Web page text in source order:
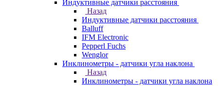
Индуктивные датчики расстояния
Назад
Индуктивные датчики расстояния
Balluff
IFM Electronic
Pepperl Fuchs
Wenglor
Инклинометры - датчики угла наклона
Назад
Инклинометры - датчики угла наклона